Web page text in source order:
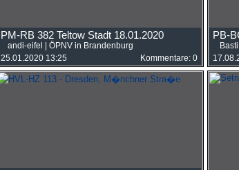
PM-RB 382 Teltow Stadt 18.01.2020
andi-eifel
ÖPNV in Brandenburg
25.01.2020 13:25
Kommentare: 0
PB-
Basti